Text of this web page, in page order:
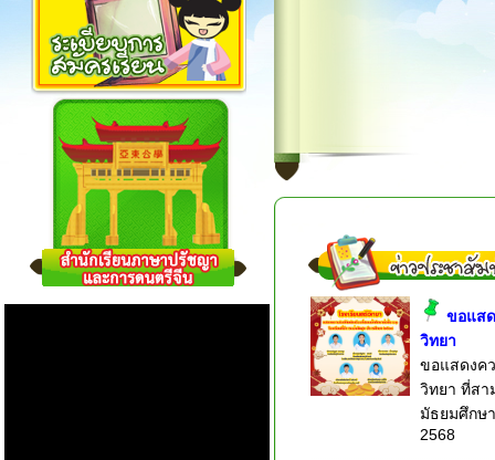
ขอแส
วิทยา
ขอแสดงค
วิทยา ที่สา
มัธยมศึกษ
2568